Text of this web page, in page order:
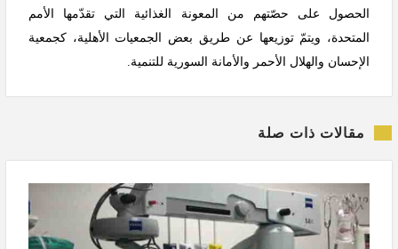
الحصول على حصّتهم من المعونة الغذائية التي تقدّمها الأمم
المتحدة، ويتمّ توزيعها عن طريق بعض الجمعيات الأهلية، كجمعية
الإحسان والهلال الأحمر والأمانة السورية للتنمية.
مقالات ذات صلة